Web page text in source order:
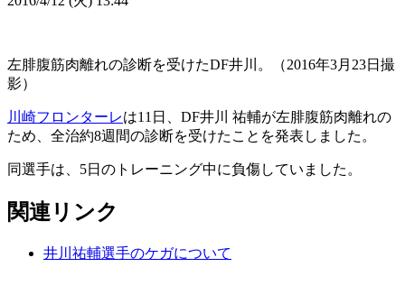
左腓腹筋肉離れの診断を受けたDF井川。（2016年3月23日撮
影）
川崎フロンターレは11日、DF井川 祐輔が左腓腹筋肉離れの
ため、全治約8週間の診断を受けたことを発表しました。
同選手は、5日のトレーニング中に負傷していました。
関連リンク
井川祐輔選手のケガについて